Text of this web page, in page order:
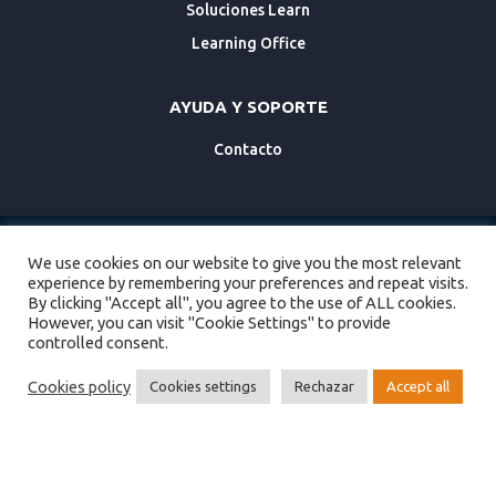
Soluciones Learn
Learning Office
AYUDA Y SOPORTE
Contacto
Copyright knowmad mood. All Rights Reserved
Política de Cookies
Aviso legal y política de privacidad
We use cookies on our website to give you the most relevant
experience by remembering your preferences and repeat visits.
By clicking "Accept all", you agree to the use of ALL cookies.
However, you can visit "Cookie Settings" to provide
controlled consent.
Cookies policy Cookies settings Rechazar Accept all